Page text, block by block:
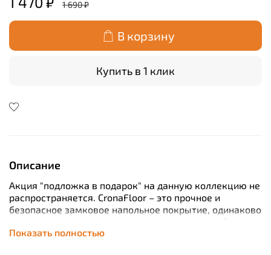
1 690 ₽
В корзину
Купить в 1 клик
Описание
Акция "подложка в подарок" на данную коллекцию не
распространяется. CronaFloor – это прочное и
безопасное замковое напольное покрытие, одинаково
хорошо подходящее как для отделки квартир (ванная,
кухня, гостиная, спальня, детская), так и
Показать полностью